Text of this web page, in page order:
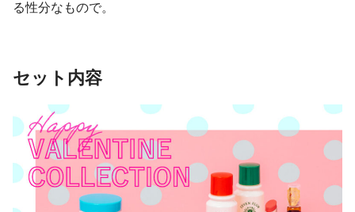
る性分なもので。
セット内容